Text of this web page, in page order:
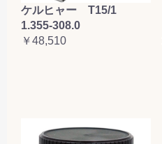
ケルヒャー T15/1
1.355-308.0
￥48,510